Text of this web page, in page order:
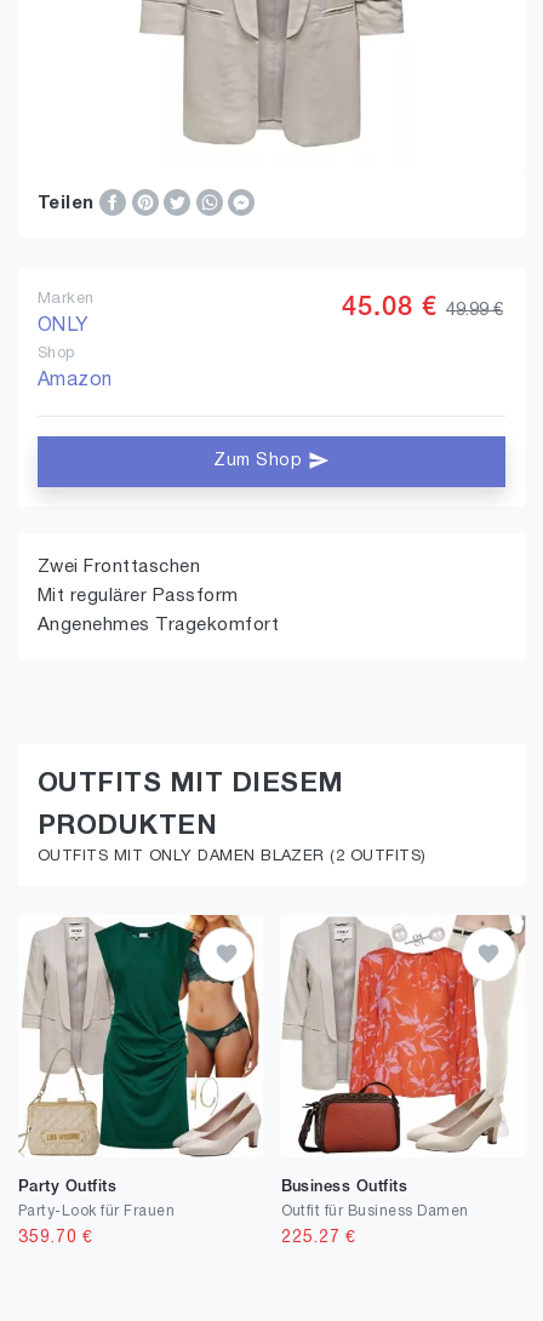
Teilen
Marken
ONLY
Shop
Amazon
45.08 € 49.99 €
Zum Shop
Zwei Fronttaschen
Mit regulärer Passform
Angenehmes Tragekomfort
OUTFITS MIT DIESEM
PRODUKTEN
OUTFITS MIT ONLY DAMEN BLAZER (2 OUTFITS)
Party Outfits
Party-Look für Frauen
359.70 €
Business Outfits
Outfit für Business Damen
225.27 €